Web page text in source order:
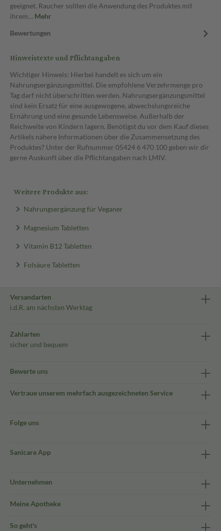
geeignet. Raucher sollten die Anwendung des Produktes mit
ihrem… Mehr
Bewertungen
Hinweistexte und Pflichtangaben
Wichtiger Hinweis: Hierbei handelt es sich um ein
Nahrungsergänzungsmittel. Die empfohlene Verzehrmenge pro
Tag darf nicht überschritten werden. Nahrungsergänzungsmittel
sind kein Ersatz für eine ausgewogene, abwechslungsreiche
Ernährung und eine gesunde Lebensweise. Außerhalb der
Reichweite von Kindern lagern. Benötigst du vor dem Kauf dieses
Artikels nähere Informationen über die Zusammensetzung des
Produktes? Unter der Rufnummer 05424 6 470 100 geben wir dir
gerne Auskunft über die Pflichtangaben nach LMIV.
Weitere Produkte aus:
Nahrungsergänzung für Veganer
Magnesium Tabletten
Vitamin B12 Tabletten
Folsäure Tabletten
Versandarten
i.d.R. am nächsten Werktag
Zahlarten
sicher und bequem
Bewerte uns
Vertraue unserem mehrfach ausgezeichneten Service
Folge uns
Sanicare App
Unternehmen
Meine Apotheke
So geht's